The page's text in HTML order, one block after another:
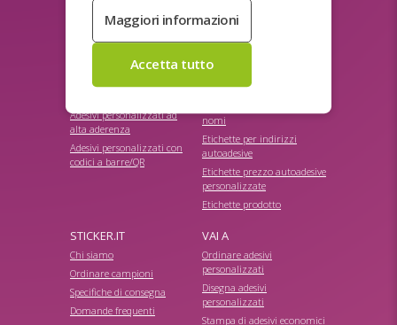
Adesivi di sicurezza
personalizzati
Adesivi Doming (rilievo 3D)
Adesivi elettrostatici
Adesivi HACCP
Adesivi personalizzati ad
alta aderenza
Adesivi personalizzati con
codici a barre/QR
Adesivi promozionali
personalizzati
Adesivi promozionali
Calamite e adesivi magnetici
per auto
nomi
Etichette per indirizzi
autoadesive
Etichette prezzo autoadesive
personalizzate
Etichette prodotto
STICKER.IT
Chi siamo
Ordinare campioni
Specifiche di consegna
Domande frequenti
VAI A
Ordinare adesivi
personalizzati
Disegna adesivi
personalizzati
Stampa di adesivi economici